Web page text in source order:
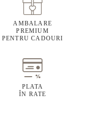
AMBALARE
PREMIUM
PENTRU CADOURI
PLATA
ÎN RATE